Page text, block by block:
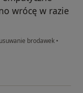
wrócę w razie
usuwanie brodawek •